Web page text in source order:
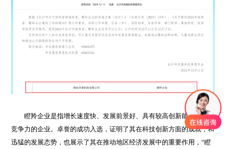
瞪羚企业是指增长速度快、发展前景好、具有较高创新能力和市场
竞争力的企业。卓誉的成功入选，证明了其在科技创新方面的成就，和
迅猛的发展态势，也展示了其在推动地区经济发展中的重要作用，“瞪